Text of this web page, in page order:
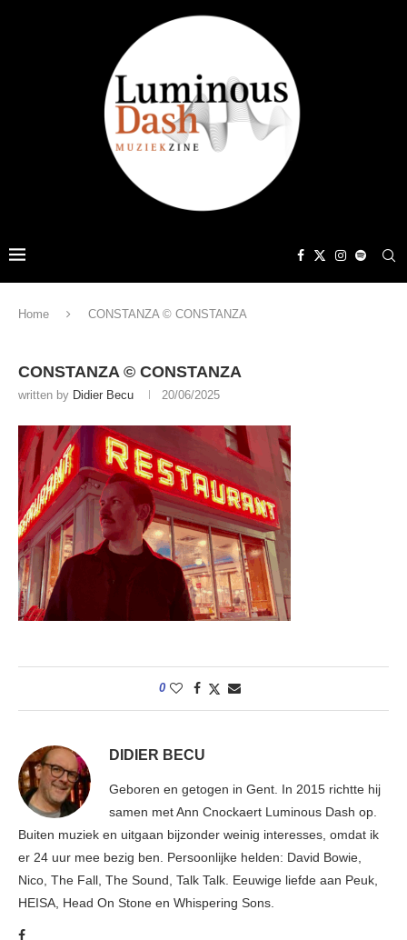
Home CONSTANZA © CONSTANZA
CONSTANZA © CONSTANZA
written by Didier Becu 20/06/2025
0
DIDIER BECU
Geboren en getogen in Gent. In 2015 richtte hij
samen met Ann Cnockaert Luminous Dash op.
Buiten muziek en uitgaan bijzonder weinig interesses, omdat ik
er 24 uur mee bezig ben. Persoonlijke helden: David Bowie,
Nico, The Fall, The Sound, Talk Talk. Eeuwige liefde aan Peuk,
HEISA, Head On Stone en Whispering Sons.